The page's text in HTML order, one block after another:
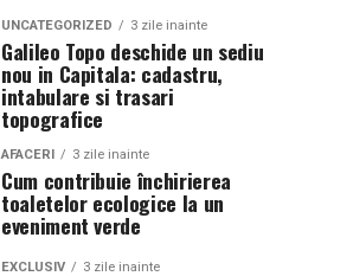
UNCATEGORIZED 3 zile inainte
Galileo Topo deschide un sediu
nou in Capitala: cadastru,
intabulare si trasari
topografice
AFACERI 3 zile inainte
Cum contribuie închirierea
toaletelor ecologice la un
eveniment verde
EXCLUSIV 3 zile inainte